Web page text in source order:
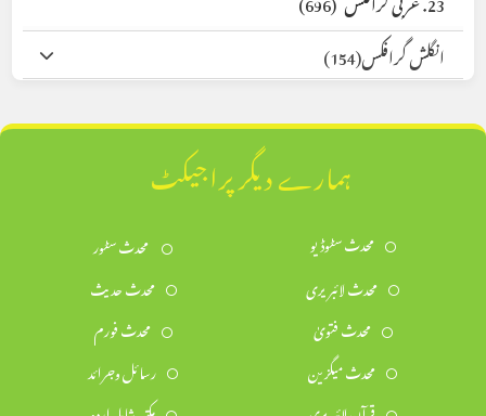
انگلش گرافکس(154)
ہمارے دیگر پراجیکٹ
محدث سٹوڈیو
محدث سٹور
محدث لائبریری
محدث حدیث
محدث فتویٰ
محدث فورم
محدث میگزین
رسائل وجرائد